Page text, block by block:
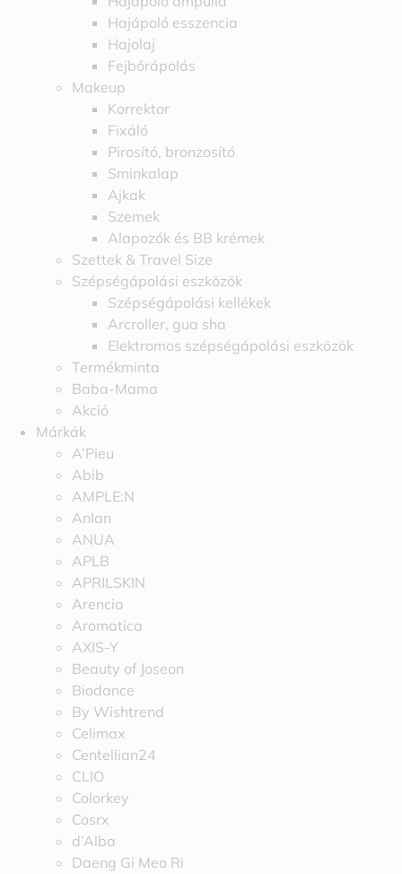
Hajápoló esszencia
Hajolaj
Fejbőrápolás
Makeup
Korrektor
Fixáló
Pirosító, bronzosító
Sminkalap
Ajkak
Szemek
Alapozók és BB krémek
Szettek & Travel Size
Szépségápolási eszközök
Szépségápolási kellékek
Arcroller, gua sha
Elektromos szépségápolási eszközök
Termékminta
Baba-Mama
Akció
Márkák
A’Pieu
Abib
AMPLE:N
Anlan
ANUA
APLB
APRILSKIN
Arencia
Aromatica
AXIS-Y
Beauty of Joseon
Biodance
By Wishtrend
Celimax
Centellian24
CLIO
Colorkey
Cosrx
d’Alba
Daeng Gi Meo Ri